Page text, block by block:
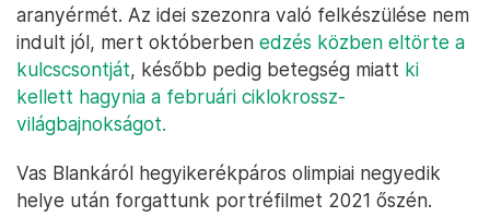
aranyérmét. Az idei szezonra való felkészülése nem
indult jól, mert októberben edzés közben eltörte a
kulcscsontját, később pedig betegség miatt ki
kellett hagynia a februári ciklokrossz-
világbajnokságot.
Vas Blankáról hegyikerékpáros olimpiai negyedik
helye után forgattunk portréfilmet 2021 őszén.